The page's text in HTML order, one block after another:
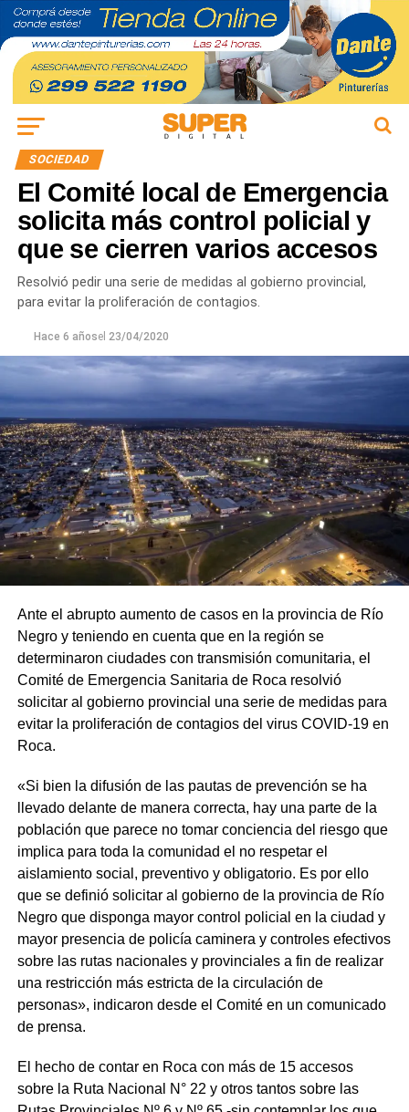
SOCIEDAD
El Comité local de Emergencia
solicita más control policial y
que se cierren varios accesos
Resolvió pedir una serie de medidas al gobierno provincial,
para evitar la proliferación de contagios.
Hace 6 añosel 23/04/2020
Ante el abrupto aumento de casos en la provincia de Río
Negro y teniendo en cuenta que en la región se
determinaron ciudades con transmisión comunitaria, el
Comité de Emergencia Sanitaria de Roca resolvió
solicitar al gobierno provincial una serie de medidas para
evitar la proliferación de contagios del virus COVID-19 en
Roca.
«Si bien la difusión de las pautas de prevención se ha
llevado delante de manera correcta, hay una parte de la
población que parece no tomar conciencia del riesgo que
implica para toda la comunidad el no respetar el
aislamiento social, preventivo y obligatorio. Es por ello
que se definió solicitar al gobierno de la provincia de Río
Negro que disponga mayor control policial en la ciudad y
mayor presencia de policía caminera y controles efectivos
sobre las rutas nacionales y provinciales a fin de realizar
una restricción más estricta de la circulación de
personas», indicaron desde el Comité en un comunicado
de prensa.
El hecho de contar en Roca con más de 15 accesos
sobre la Ruta Nacional N° 22 y otros tantos sobre las